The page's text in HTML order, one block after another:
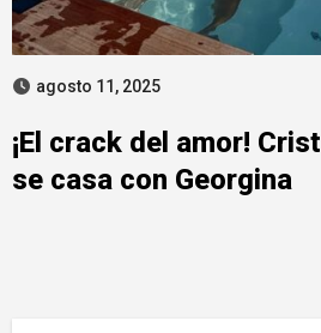
agosto 11, 2025
¡El crack del amor!
se casa con Georgina